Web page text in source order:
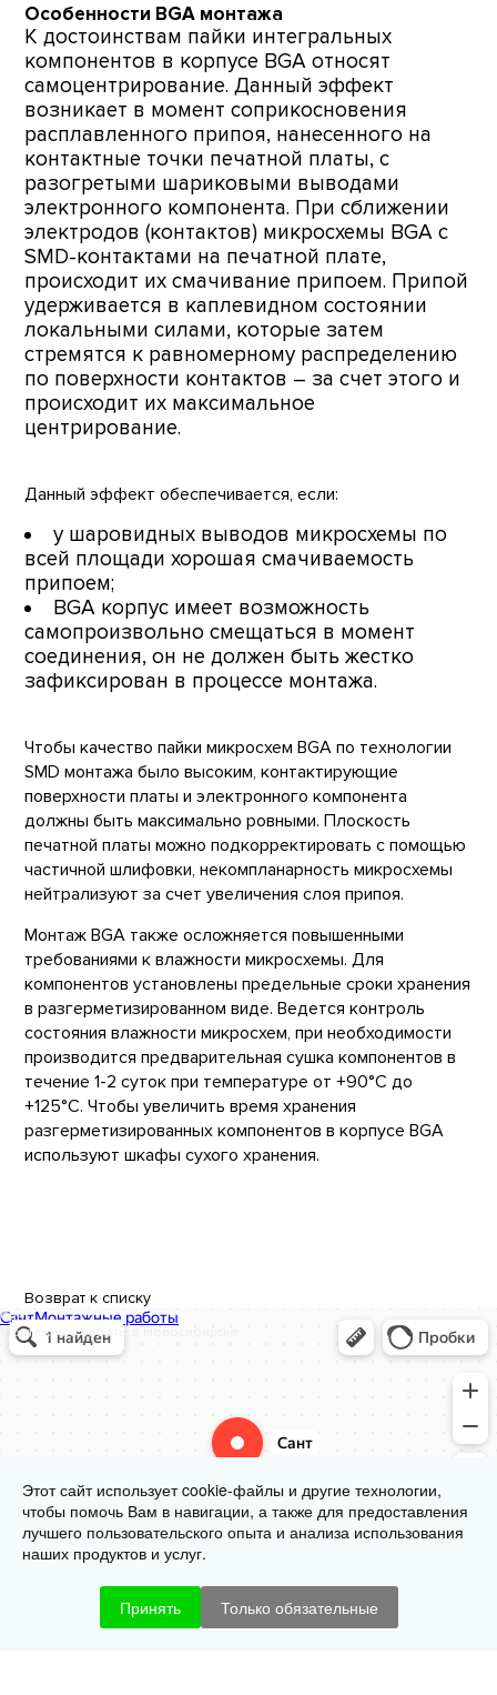
Особенности BGA монтажа
К достоинствам пайки интегральных
компонентов в корпусе BGA относят
самоцентрирование. Данный эффект
возникает в момент соприкосновения
расплавленного припоя, нанесенного на
контактные точки печатной платы, с
разогретыми шариковыми выводами
электронного компонента. При сближении
электродов (контактов) микросхемы BGA с
SMD-контактами на печатной плате,
происходит их смачивание припоем. Припой
удерживается в каплевидном состоянии
локальными силами, которые затем
стремятся к равномерному распределению
по поверхности контактов – за счет этого и
происходит их максимальное
центрирование.
Данный эффект обеспечивается, если:
у шаровидных выводов микросхемы по
всей площади хорошая смачиваемость
припоем;
BGA корпус имеет возможность
самопроизвольно смещаться в момент
соединения, он не должен быть жестко
зафиксирован в процессе монтажа.
Чтобы качество пайки микросхем BGA по технологии
SMD монтажа было высоким, контактирующие
поверхности платы и электронного компонента
должны быть максимально ровными. Плоскость
печатной платы можно подкорректировать с помощью
частичной шлифовки, некомпланарность микросхемы
нейтрализуют за счет увеличения слоя припоя.
Монтаж BGA также осложняется повышенными
требованиями к влажности микросхемы. Для
компонентов установлены предельные сроки хранения
в разгерметизированном виде. Ведется контроль
состояния влажности микросхем, при необходимости
производится предварительная сушка компонентов в
течение 1-2 суток при температуре от +90°С до
+125°С. Чтобы увеличить время хранения
разгерметизированных компонентов в корпусе BGA
используют шкафы сухого хранения.
Возврат к списку
Сант
Монтажные работы в Новосибирске
Этот сайт использует cookie-файлы и другие технологии,
чтобы помочь Вам в навигации, а также для предоставления
лучшего пользовательского опыта и анализа использования
наших продуктов и услуг.
Принять Только обязательные